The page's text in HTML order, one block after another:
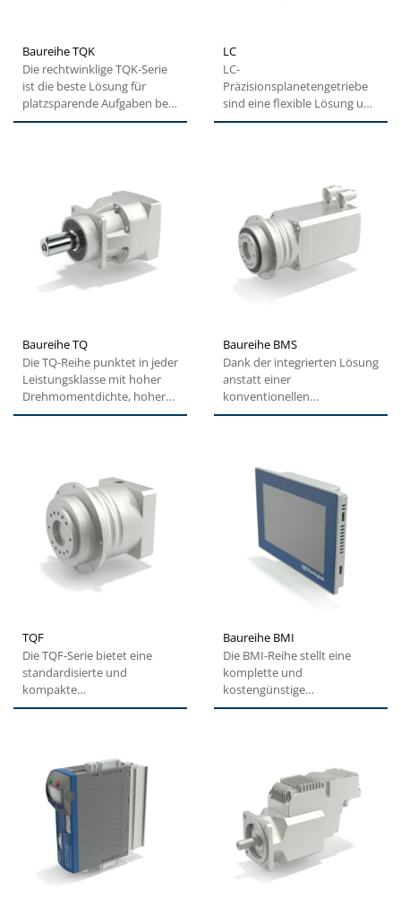
Baureihe TQK
Die rechtwinklige TQK-Serie
ist die beste Lösung für
platzsparende Aufgaben bei
gleichbleibender
LC
LC-
Präzisionsplanetengetriebe
sind eine flexible Lösung und
eine wertvolle Alternative mit
Baureihe TQ
Die TQ-Reihe punktet in jeder
Leistungsklasse mit hoher
Drehmomentdichte, hoher
Überlastfähigkeit,...
Baureihe BMS
Dank der integrierten Lösung
anstatt einer
konventionellen
Getriebe/Motor-
TQF
Die TQF-Serie bietet eine
standardisierte und
kompakte
Flanschschnittstelle für eine
Baureihe BMI
Die BMI-Reihe stellt eine
komplette und
kostengünstige